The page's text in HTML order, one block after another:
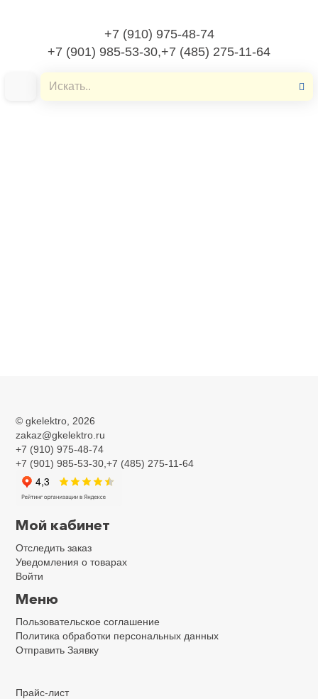
+7 (910) 975-48-74
+7 (901) 985-53-30,+7 (485) 275-11-64
Пункты установки измерительных
приборов
распределительный
© gkelektro , 2026
zakaz@gkelektro.ru
+7 (910) 975-48-74
+7 (901) 985-53-30,+7 (485) 275-11-64
Мой кабинет
Отследить заказ
Уведомления о товарах
Войти
Меню
Пользовательское соглашение
Политика обработки персональных данных
Отправить Заявку
Прайс-лист